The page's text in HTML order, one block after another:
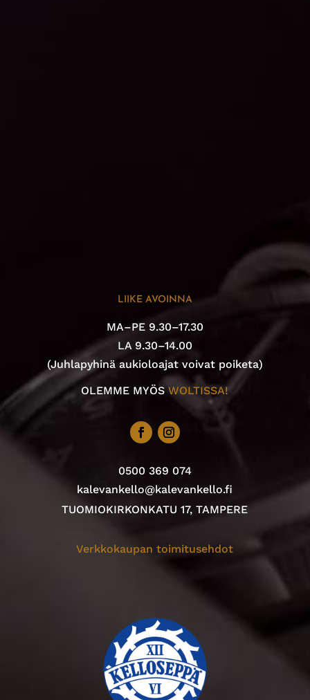
LIIKE AVOINNA
MA–PE 9.30–17.30
LA 9.30–14.00
(Juhlapyhinä aukioloajat voivat poiketa)
OLEMME MYÖSWOLTISSA!
0500 369 074
kalevankello@kalevankello.fi
TUOMIOKIRKONKATU 17, TAMPERE
Verkkokaupan toimitusehdot